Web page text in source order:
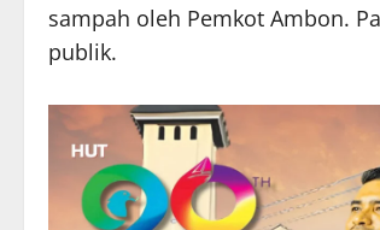
sampah oleh Pemkot Ambon.
publik.